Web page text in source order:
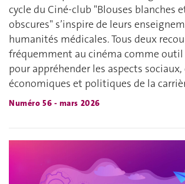
cycle du Ciné-club "Blouses blanches
obscures" s’inspire de leurs
humanités médicales. Tous deux
fréquemment au cinéma comme
pour appréhender les aspects
économiques et politiques de la
Numéro 56 - mars 2026